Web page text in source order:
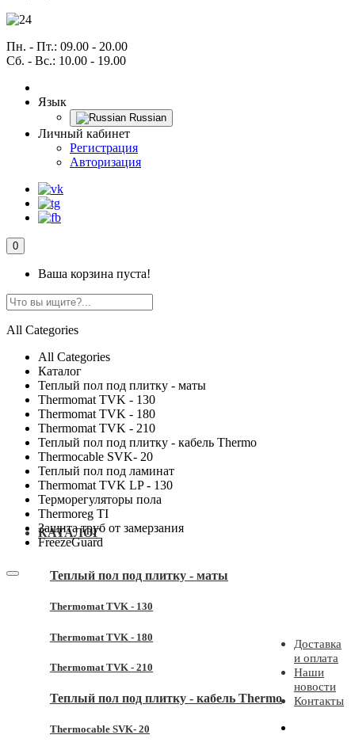
Пн. - Пт.: 09.00 - 20.00
Сб. - Вс.: 10.00 - 19.00
Язык
Russian
Личный кабинет
Регистрация
Авторизация
0
Ваша корзина пуста!
All Categories
All Categories
Каталог
Теплый пол под плитку - маты
Thermomat TVK - 130
Thermomat TVK - 180
Thermomat TVK - 210
Теплый пол под плитку - кабель Thermo
Thermocable SVK- 20
Теплый пол под ламинат
Thermomat TVK LP - 130
Терморегуляторы пола
Thermoreg TI
Защита труб от замерзания
FreezeGuard
КАТАЛОГ
Теплый пол под плитку - маты
Thermomat TVK - 130
Thermomat TVK - 180
Thermomat TVK - 210
Теплый пол под плитку - кабель Thermo
Thermocable SVK- 20
Доставка
и оплата
Наши
новости
Контакты